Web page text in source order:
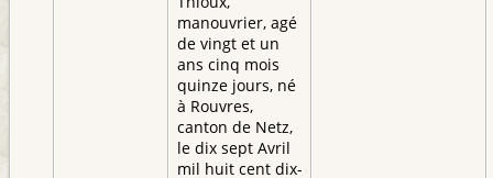
manouvrier, agé
de vingt et un
ans cinq mois
quinze jours, né
à Rouvres,
canton de Netz,
le dix sept Avril
mil huit cent dix-